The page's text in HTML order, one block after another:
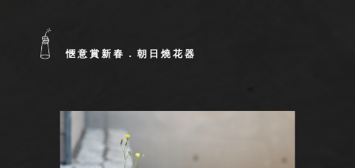
愜意賞新春．朝日燒花器